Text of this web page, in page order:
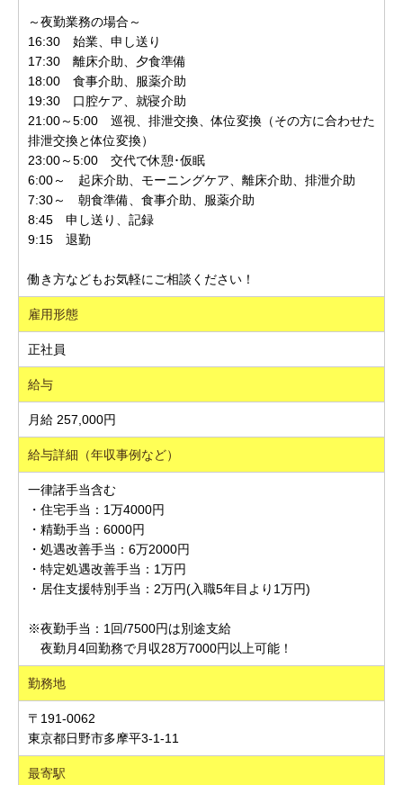
～夜勤業務の場合～
16:30 始業、申し送り
17:30 離床介助、夕食準備
18:00 食事介助、服薬介助
19:30 口腔ケア、就寝介助
21:00～5:00 巡視、排泄交換、体位変換（その方に合わせた
排泄交換と体位変換）
23:00～5:00 交代で休憩･仮眠
6:00～ 起床介助、モーニングケア、離床介助、排泄介助
7:30～ 朝食準備、食事介助、服薬介助
8:45 申し送り、記録
9:15 退勤
働き方などもお気軽にご相談ください！
雇用形態
正社員
給与
月給 257,000円
給与詳細（年収事例など）
一律諸手当含む
・住宅手当：1万4000円
・精勤手当：6000円
・処遇改善手当：6万2000円
・特定処遇改善手当：1万円
・居住支援特別手当：2万円(入職5年目より1万円)
※夜勤手当：1回/7500円は別途支給
夜勤月4回勤務で月収28万7000円以上可能！
勤務地
〒191-0062
東京都日野市多摩平3-1-11
最寄駅